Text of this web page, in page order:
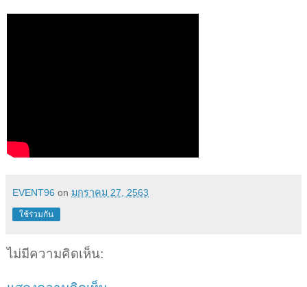
EVENT96 on มกราคม 27, 2563
ใช้ร่วมกัน
ไม่มีความคิดเห็น: